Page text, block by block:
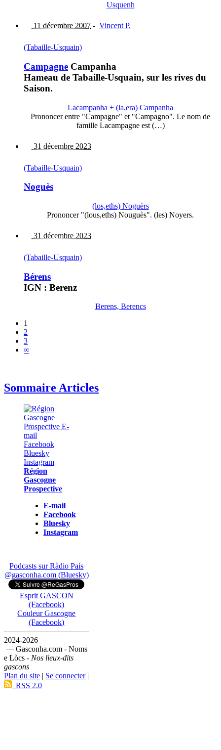
Usquenh
11 décembre 2007 - Vincent P.
(Tabaille-Usquain)
Campagne Campanha
Hameau de Tabaille-Usquain, sur les rives du
Saison.
Lacampanha + (la,era) Campanha
Prononcer entre "Campagne" et "Campagno". Le nom de
famille Lacampagne est (…)
31 décembre 2023
(Tabaille-Usquain)
Noguès
(los,eths) Noguèrs
Prononcer "(lous,eths) Nouguès". (les) Noyers.
31 décembre 2023
(Tabaille-Usquain)
Bérens
IGN : Berenz
Berens, Berencs
1
2
3
∞
Sommaire Articles
Région
Gascogne
Prospective
E-mail
Facebook
Bluesky
Instagram
Podcasts sur Ràdio País
@gasconha.com (Bluesky)
Esprit GASCON
(Facebook)
Couleur Gascogne
(Facebook)
2024-2026
— Gasconha.com - Noms
e Lòcs - Nos lieux-dits
gascons
Plan du site | Se connecter|
RSS 2.0